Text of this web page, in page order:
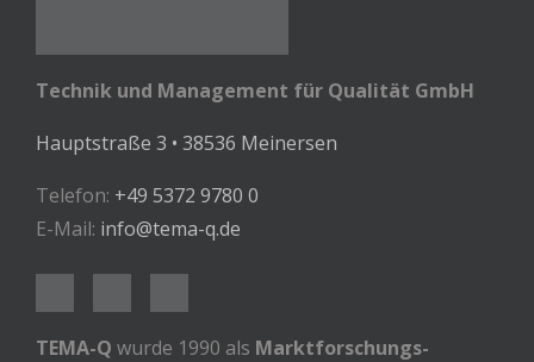
Technik und Management für Qualität GmbH
Hauptstraße 3 • 38536 Meinersen
Telefon: +49 5372 9780 0
E-Mail: info@tema-q.de
TEMA-Q wurde 1990 als Marktforschungs-